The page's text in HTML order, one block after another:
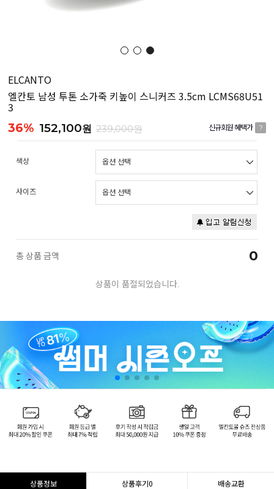
ELCANTO
엘칸토 남성 투톤 소가죽 키높이 스니커즈 3.5cm LCMS68U51
3
36% 152,100원 239,000원 신규회원 혜택가 ?
색상
사이즈
총 상품 금액 0
상품이 품절되었습니다.
상품정보 상품후기0 배송교환